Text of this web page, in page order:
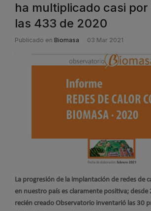
ha multiplicado casi por
las 433 de 2020
Publicado en Biomasa 03 Mar 2021
La progresión de la implantación de redes de
en nuestro país es claramente positiva; desde
recién creado Observatorio inventarió las 30